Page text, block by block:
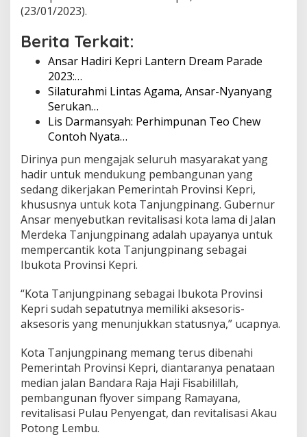
(23/01/2023).
Berita Terkait:
Ansar Hadiri Kepri Lantern Dream Parade
2023:…
Silaturahmi Lintas Agama, Ansar-Nyanyang
Serukan…
Lis Darmansyah: Perhimpunan Teo Chew
Contoh Nyata…
Dirinya pun mengajak seluruh masyarakat yang
hadir untuk mendukung pembangunan yang
sedang dikerjakan Pemerintah Provinsi Kepri,
khususnya untuk kota Tanjungpinang. Gubernur
Ansar menyebutkan revitalisasi kota lama di Jalan
Merdeka Tanjungpinang adalah upayanya untuk
mempercantik kota Tanjungpinang sebagai
Ibukota Provinsi Kepri.
“Kota Tanjungpinang sebagai Ibukota Provinsi
Kepri sudah sepatutnya memiliki aksesoris-
aksesoris yang menunjukkan statusnya,” ucapnya.
Kota Tanjungpinang memang terus dibenahi
Pemerintah Provinsi Kepri, diantaranya penataan
median jalan Bandara Raja Haji Fisabilillah,
pembangunan flyover simpang Ramayana,
revitalisasi Pulau Penyengat, dan revitalisasi Akau
Potong Lembu.